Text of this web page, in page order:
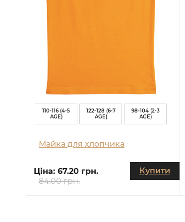
110-116 (4-5
AGE)
122-128 (6-7
AGE)
98-104 (2-3
AGE)
Майка для хлопчика
Ціна: 67.20 грн.
84.00 грн.
Купити